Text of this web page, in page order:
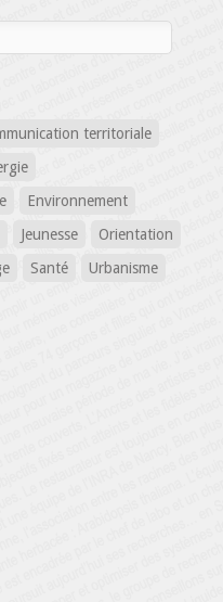
territoriale
Environnement
Jeunesse
Orientation
Santé
Urbanisme